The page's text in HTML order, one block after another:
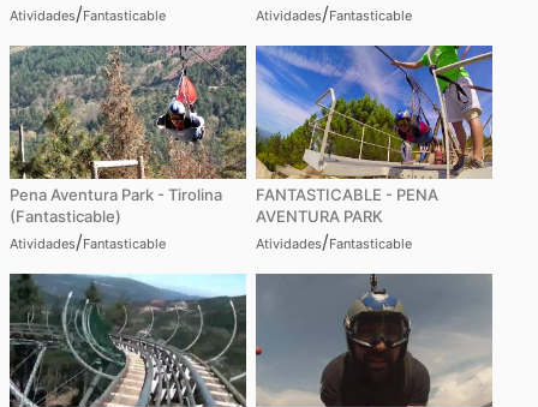
Atividades/Fantasticable Atividades/Fantasticable
Pena Aventura Park - Tirolina
(Fantasticable)
Atividades/Fantasticable
FANTASTICABLE - PENA
AVENTURA PARK
Atividades/Fantasticable